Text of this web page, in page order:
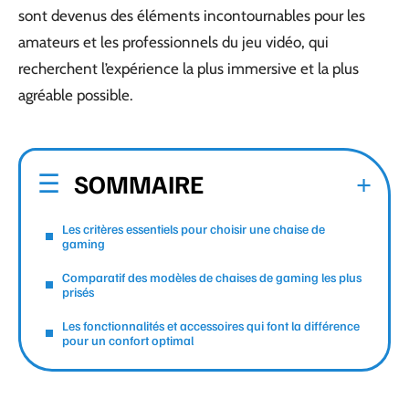
sont devenus des éléments incontournables pour les
amateurs et les professionnels du jeu vidéo, qui
recherchent l’expérience la plus immersive et la plus
agréable possible.
SOMMAIRE
Les critères essentiels pour choisir une chaise de
gaming
Comparatif des modèles de chaises de gaming les plus
prisés
Les fonctionnalités et accessoires qui font la différence
pour un confort optimal